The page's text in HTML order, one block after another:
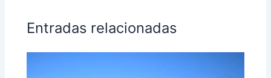
Entradas relacionadas